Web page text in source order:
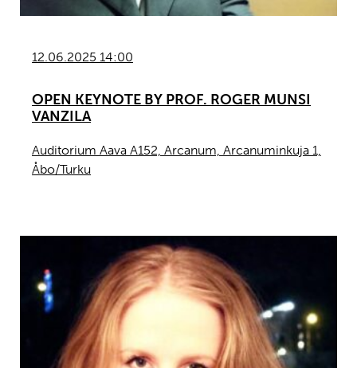
12.06.2025 14:00
OPEN KEYNOTE BY PROF. ROGER MUNSI
VANZILA
Auditorium Aava A152, Arcanum, Arcanuminkuja 1,
Åbo/Turku